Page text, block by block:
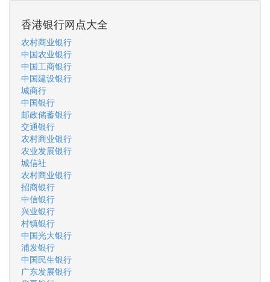
香港银行网点大全
农村商业银行
中国农业银行
中国工商银行
中国建设银行
城商行
中国银行
邮政储蓄银行
交通银行
农村商业银行
农业发展银行
城信社
农村商业银行
招商银行
中信银行
兴业银行
村镇银行
中国光大银行
浦发银行
中国民生银行
广东发展银行